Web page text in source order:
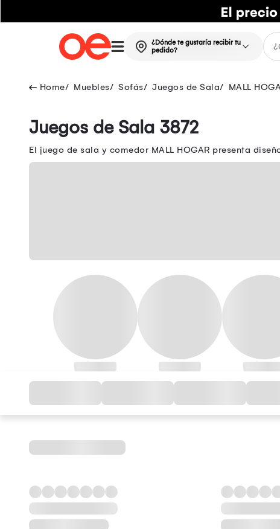
¿Dónde te gustaría recibir tu
pedido?
Muebles Sofás Juegos de Sala MALL
Juegos de Sala 3872
El juego de sala y comedor MALL HOGAR presenta